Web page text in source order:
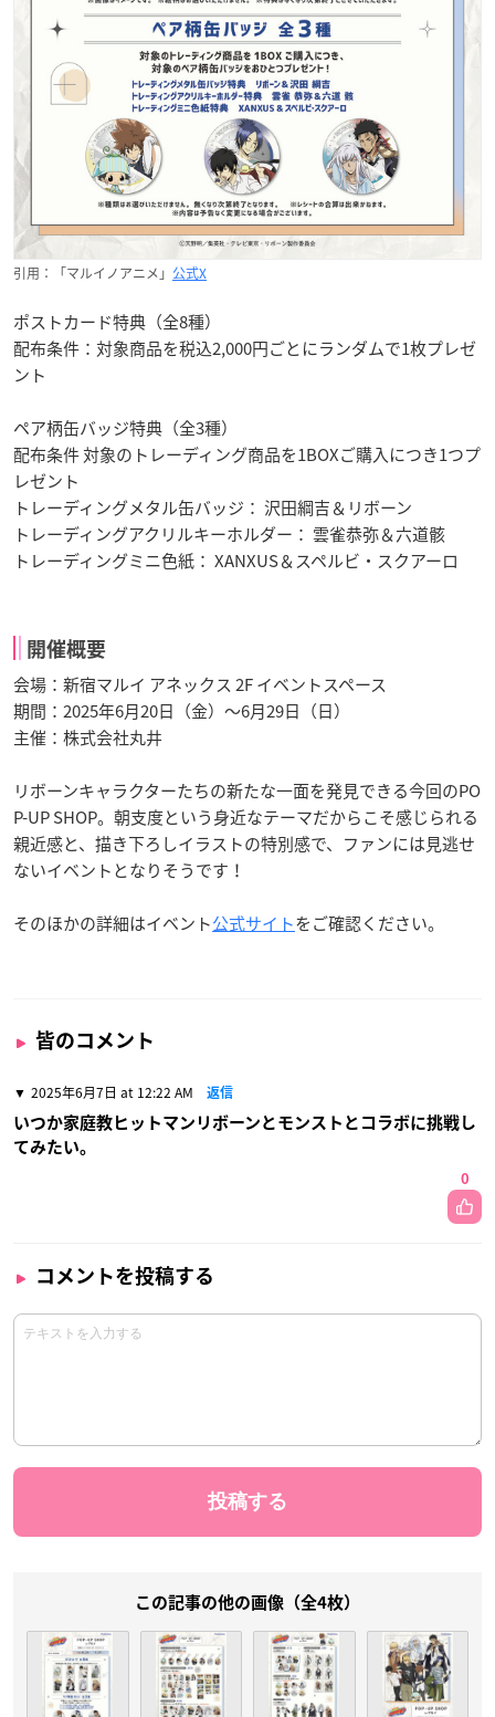
引用：「マルイノアニメ」 公式X
ポストカード特典（全8種）
配布条件：対象商品を税込2,000円ごとにランダムで1枚プレゼ
ント
ペア柄缶バッジ特典（全3種）
配布条件 対象のトレーディング商品を1BOXご購入につき1つプ
レゼント
トレーディングメタル缶バッジ： 沢田綱吉＆リボーン
トレーディングアクリルキーホルダー： 雲雀恭弥＆六道骸
トレーディングミニ色紙： XANXUS＆スペルビ・スクアーロ
開催概要
会場：新宿マルイ アネックス 2F イベントスペース
期間：2025年6月20日（金）〜6月29日（日）
主催：株式会社丸井
リボーンキャラクターたちの新たな一面を発見できる今回のPO
P-UP SHOP。朝支度という身近なテーマだからこそ感じられる
親近感と、描き下ろしイラストの特別感で、ファンには見逃せ
ないイベントとなりそうです！
そのほかの詳細はイベント公式サイトをご確認ください。
皆のコメント
2025年6月7日 at 12:22 AM 返信
いつか家庭教ヒットマンリボーンとモンストとコラボに挑戦し
てみたい。
0
コメントを投稿する
この記事の他の画像（全4枚）